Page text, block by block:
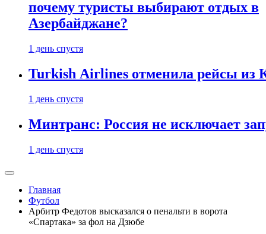
почему туристы выбирают отдых в
Азербайджане?
1 день спустя
Turkish Airlines отменила рейсы из
1 день спустя
Минтранс: Россия не исключает
1 день спустя
Главная
Футбол
Арбитр Федотов высказался о пенальти в ворота
«Спартака» за фол на Дзюбе